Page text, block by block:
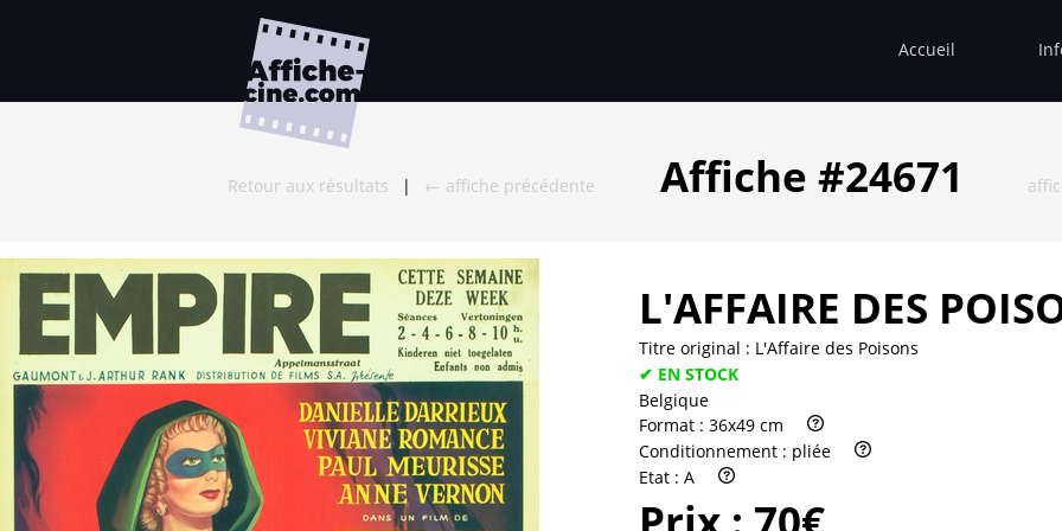
Accueil
Retour aux résultats | ← affiche précédente Affiche #24671
L'AFFAIRE DES
Titre original : L'Affaire des Poisons
✔ EN STOCK
Belgique
Format : 36x49 cm
Conditionnement : pliée
Etat : A